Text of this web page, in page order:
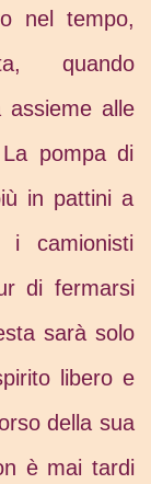
nel tempo,
quando
assieme alle
pompa di
in pattini a
camionisti
di fermarsi
sarà solo
libero e
della sua
è mai tardi